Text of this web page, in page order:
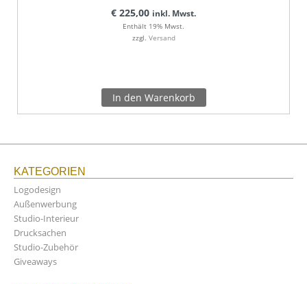
€ 225,00 inkl. Mwst.
Enthält 19% Mwst.
zzgl. Versand
In den Warenkorb
KATEGORIEN
Logodesign
Außenwerbung
Studio-Interieur
Drucksachen
Studio-Zubehör
Giveaways